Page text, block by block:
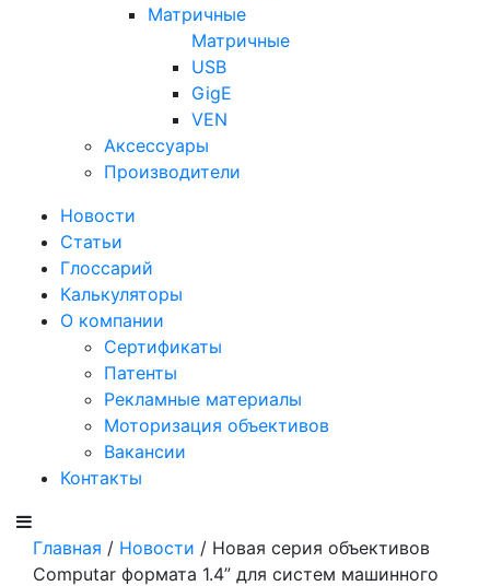
Матричные
Матричные
USB
GigE
VEN
Аксессуары
Производители
Новости
Статьи
Глоссарий
Калькуляторы
О компании
Сертификаты
Патенты
Рекламные материалы
Моторизация объективов
Вакансии
Контакты
Главная / Новости / Новая серия объективов
Сomputar формата 1.4” для систем машинного